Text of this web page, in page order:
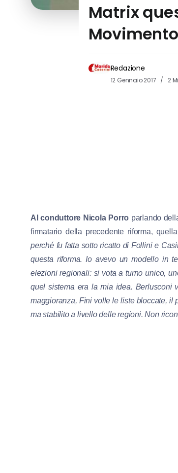
Matrix
Redazione
12 Gennaio 2017 2
Al conduttore Nicola Porro parlando
firmatario della precedente riforma,
perché fu fatta sotto ricatto di Follini e
questa riforma. Io avevo un modello in
elezioni regionali: si vota a turno unico,
quel sistema era la mia idea. Berlusconi
maggioranza, Fini volle le liste bloccate, il
ma stabilito a livello delle regioni. Non